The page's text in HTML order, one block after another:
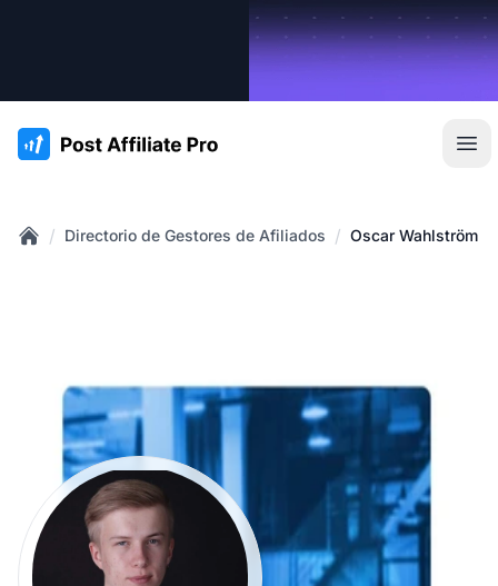
:site.title
/ Directorio de Gestores de Afiliados / Oscar Wahlström